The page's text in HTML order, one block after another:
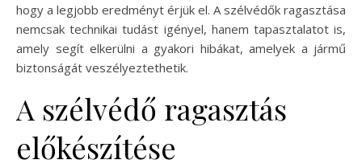
hogy a legjobb eredményt érjük el. A szélvédők ragasztása
nemcsak technikai tudást igényel, hanem tapasztalatot is,
amely segít elkerülni a gyakori hibákat, amelyek a jármű
biztonságát veszélyeztethetik.
A szélvédő ragasztás
előkészítése